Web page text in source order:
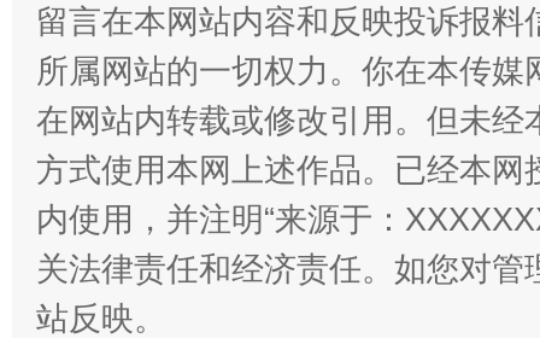
阿坝州三大球赛在茂县开幕 规模
留言在本网站内容和反映投诉报
所属网站的一切权力。你在本传
在网站内转载或修改引用。但未
方式使用本网上述作品。已经本
内使用，并注明“来源于：
关法律责任和经济责任。如您对
站反映。